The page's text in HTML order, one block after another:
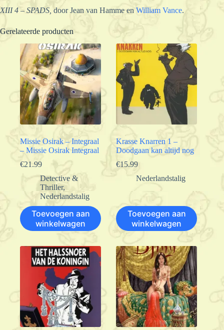
XIII 4 – SPADS, door Jean van Hamme en William Vance.
Gerelateerde producten
Missie Osirak – Integraal
– Missie Osirak Integraal
€21.99
Detective &
Thriller,
Nederlandstalig
Toevoegen aan
winkelwagen
Krasse Knarren 1 –
Doodgaan kan altijd nog
€15.99
Nederlandstalig
Toevoegen aan
winkelwagen